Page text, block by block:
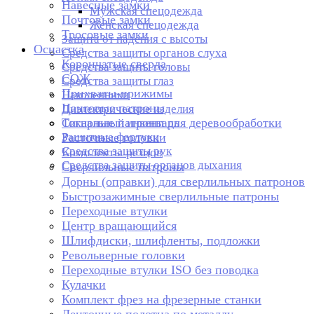
Мужская спецодежда
Женская спецодежда
Защита от падения с высоты
Средства защиты органов слуха
Средства защиты головы
Средства защиты глаз
Наколенники
Диэлектрические изделия
Сигнальный инвентарь
Защитные фартуки
Средства защиты рук
Средства защиты органов дыхания
Навесные замки
Почтовые замки
Тросовые замки
Оснастка
Корончатые сверла
СОЖ
Прихваты-прижимы
Цанговые патроны
Токарные патроны для деревообработки
Расточные головки
Комплекты резцов
Сверлильные патроны
Дорны (оправки) для сверлильных патронов
Быстрозажимные сверлильные патроны
Переходные втулки
Центр вращающийся
Шлифдиски, шлифленты, подложки
Револьверные головки
Переходные втулки ISO без поводка
Кулачки
Комплект фрез на фрезерные станки